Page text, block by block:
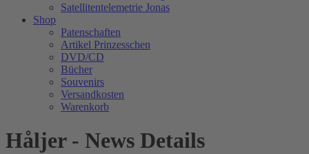
Satellitentelemetrie Jonas
Shop
Patenschaften
Artikel Prinzesschen
DVD/CD
Bücher
Souvenirs
Versandkosten
Warenkorb
Håljer - News Details